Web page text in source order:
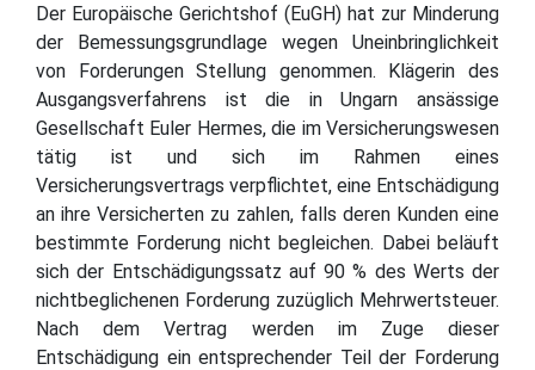
Der Europäische Gerichtshof (EuGH) hat zur Minderung
der Bemessungsgrundlage wegen Uneinbringlichkeit
von Forderungen Stellung genommen. Klägerin des
Ausgangsverfahrens ist die in Ungarn ansässige
Gesellschaft Euler Hermes, die im Versicherungswesen
tätig ist und sich im Rahmen eines
Versicherungsvertrags verpflichtet, eine Entschädigung
an ihre Versicherten zu zahlen, falls deren Kunden eine
bestimmte Forderung nicht begleichen. Dabei beläuft
sich der Entschädigungssatz auf 90 % des Werts der
nichtbeglichenen Forderung zuzüglich Mehrwertsteuer.
Nach dem Vertrag werden im Zuge dieser
Entschädigung ein entsprechender Teil der Forderung